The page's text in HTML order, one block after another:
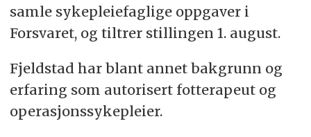
samle sykepleiefaglige oppgaver i
Forsvaret, og tiltrer stillingen 1. august.
Fjeldstad har blant annet bakgrunn og
erfaring som autorisert fotterapeut og
operasjonssykepleier.